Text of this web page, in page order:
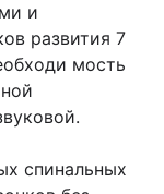
и
развития 7
мость
спинальных